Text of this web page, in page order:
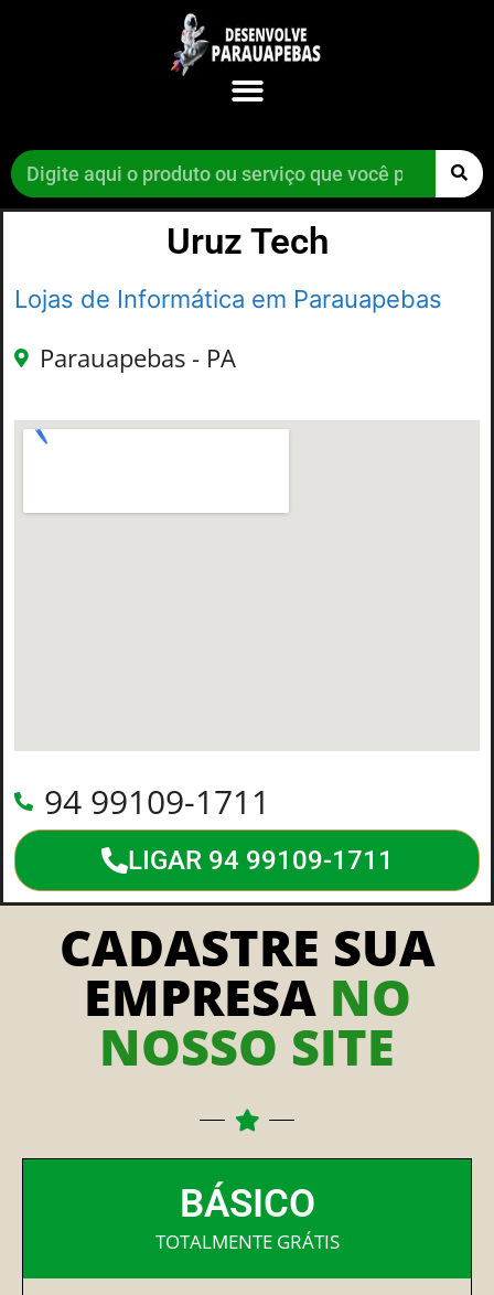
Uruz Tech
Lojas de Informática em Parauapebas
Parauapebas - PA
94 99109-1711
LIGAR 94 99109-1711
CADASTRE SUA
EMPRESA NO
NOSSO SITE
BÁSICO
TOTALMENTE GRÁTIS